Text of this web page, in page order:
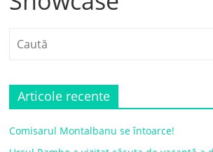
Articole recente
Comisarul Montalbanu se întoarce!